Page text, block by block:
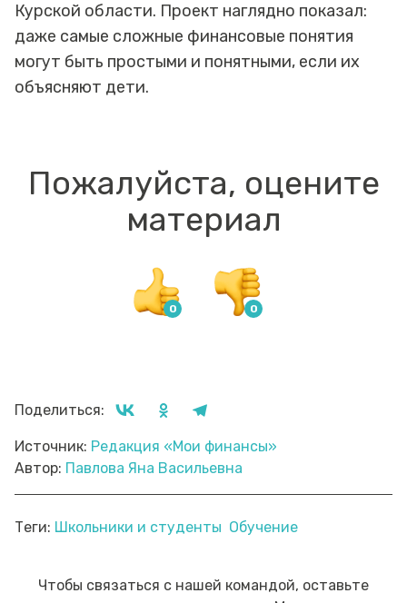
Курской области. Проект наглядно показал:
даже самые сложные финансовые понятия
могут быть простыми и понятными, если их
объясняют дети.
Пожалуйста, оцените
материал
Поделиться:
Источник: Редакция «Мои финансы»
Автор: Павлова Яна Васильевна
Теги: Школьники и студенты Обучение
Чтобы связаться с нашей командой, оставьте